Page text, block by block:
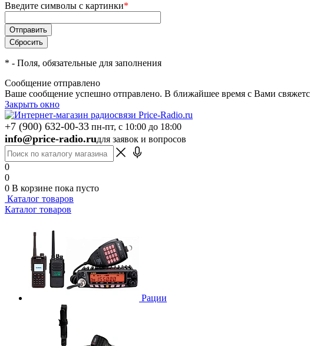
Введите символы с картинки*
* - Поля, обязательные для заполнения
Сообщение отправлено
Ваше сообщение успешно отправлено. В ближайшее время с Вами
Закрыть окно
+7 (900) 632-00-33 пн-пт, с 10:00 до 18:00
info@price-radio.ruдля заявок и вопросов
0
0
0 В корзине пока пусто
Каталог товаров
Каталог товаров
Рации